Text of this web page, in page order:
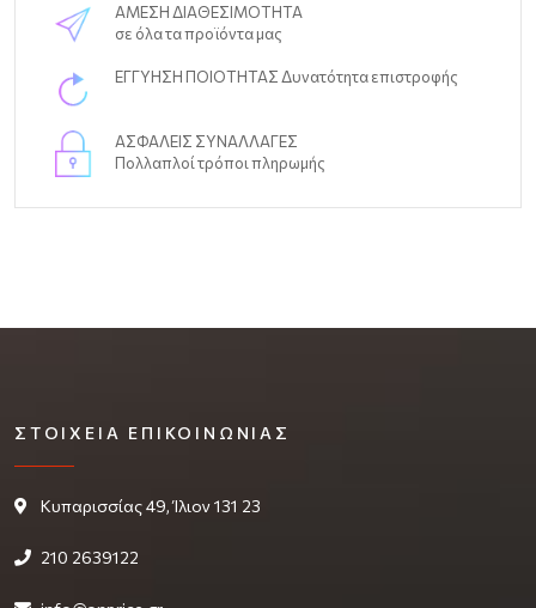
ΑΜΕΣΗ ΔΙΑΘΕΣΙΜΟΤΗΤΑ
σε όλα τα προϊόντα μας
ΕΓΓΥΗΣΗ ΠΟΙΟΤΗΤΑΣ Δυνατότητα επιστροφής
ΑΣΦΑΛΕΙΣ ΣΥΝΑΛΛΑΓΕΣ
Πολλαπλοί τρόποι πληρωμής
ΣΤΟΙΧΕΊΑ ΕΠΙΚΟΙΝΩΝΊΑΣ
Κυπαρισσίας 49, Ίλιον 131 23
210 2639122